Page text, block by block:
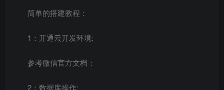
简单的搭建教程：
1：开通云开发环境:
参考微信官方文档：
2：数据库操作: